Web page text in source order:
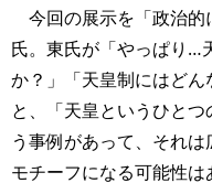
今回の展示を「政治的
氏。東氏が「やっぱり…
か？」「天皇制にはど
と、「天皇というひと
う事例があって、それ
モチーフになる可能性は